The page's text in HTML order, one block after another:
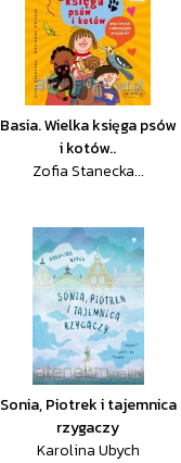
Basia. Wielka księga psów
i kotów..
Zofia Stanecka...
Sonia, Piotrek i tajemnica
rzygaczy
Karolina Ubych